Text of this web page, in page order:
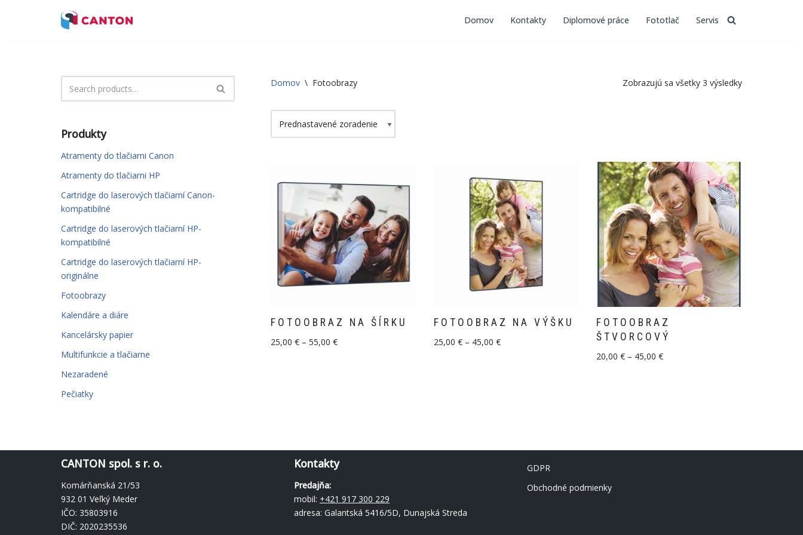
Domov Kontakty Diplomové práce Fototlač Servis
Produkty
Atramenty do tlačiarni Canon
Atramenty do tlačiarni HP
Cartridge do laserových tlačiarní Canon-
kompatibilné
Cartridge do laserových tlačiarní HP-
kompatibilné
Cartridge do laserových tlačiarní HP-
originálne
Fotoobrazy
Kalendáre a diáre
Kancelársky papier
Multifunkcie a tlačiarne
Nezaradené
Pečiatky
Domov \ Fotoobrazy Zobrazujú sa všetky 3 výsledky
FOTOOBRAZ NA ŠÍRKU
25,00 € – 55,00 €
FOTOOBRAZ NA VÝŠKU
25,00 €– 45,00 €
FOTOOBRAZ
ŠTVORCOVÝ
20,00€ – 45,00€
CANTON spol. s r. o.
Komárňanská 21/53
932 01 Veľký Meder
IČO: 35803916
DIČ: 2020235536
Kontakty
Predajňa:
mobil: +421 917 300 229
adresa: Galantská 5416/5D, Dunajská Streda
GDPR
Obchodné podmienky